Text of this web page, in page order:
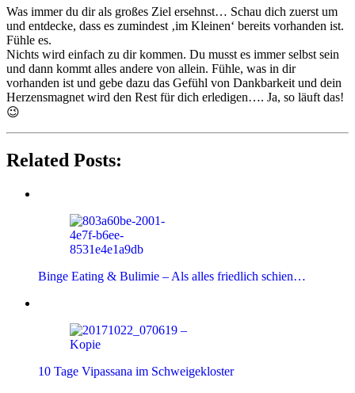
Was immer du dir als großes Ziel ersehnst… Schau dich zuerst um
und entdecke, dass es zumindest ‚im Kleinen‘ bereits vorhanden ist.
Fühle es.
Nichts wird einfach zu dir kommen. Du musst es immer selbst sein
und dann kommt alles andere von allein. Fühle, was in dir
vorhanden ist und gebe dazu das Gefühl von Dankbarkeit und dein
Herzensmagnet wird den Rest für dich erledigen…. Ja, so läuft das!
😉
Related Posts:
Binge Eating & Bulimie – Als alles friedlich schien…
10 Tage Vipassana im Schweigekloster